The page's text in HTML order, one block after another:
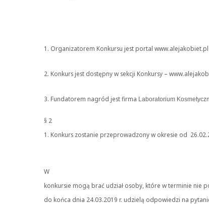
1. Organizatorem Konkursu jest portal www.alejakobiet.pl
2. Konkurs jest dostępny w sekcji Konkursy –
3. Fundatorem nagród jest firma Laboratorium
§ 2
1. Konkurs zostanie przeprowadzony w okresie od
W
konkursie mogą brać udział osoby, które w terminie nie
do końca dnia 24.03.2019 r. udzielą odpowiedzi na